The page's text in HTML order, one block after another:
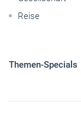
Reise
Themen-Specials